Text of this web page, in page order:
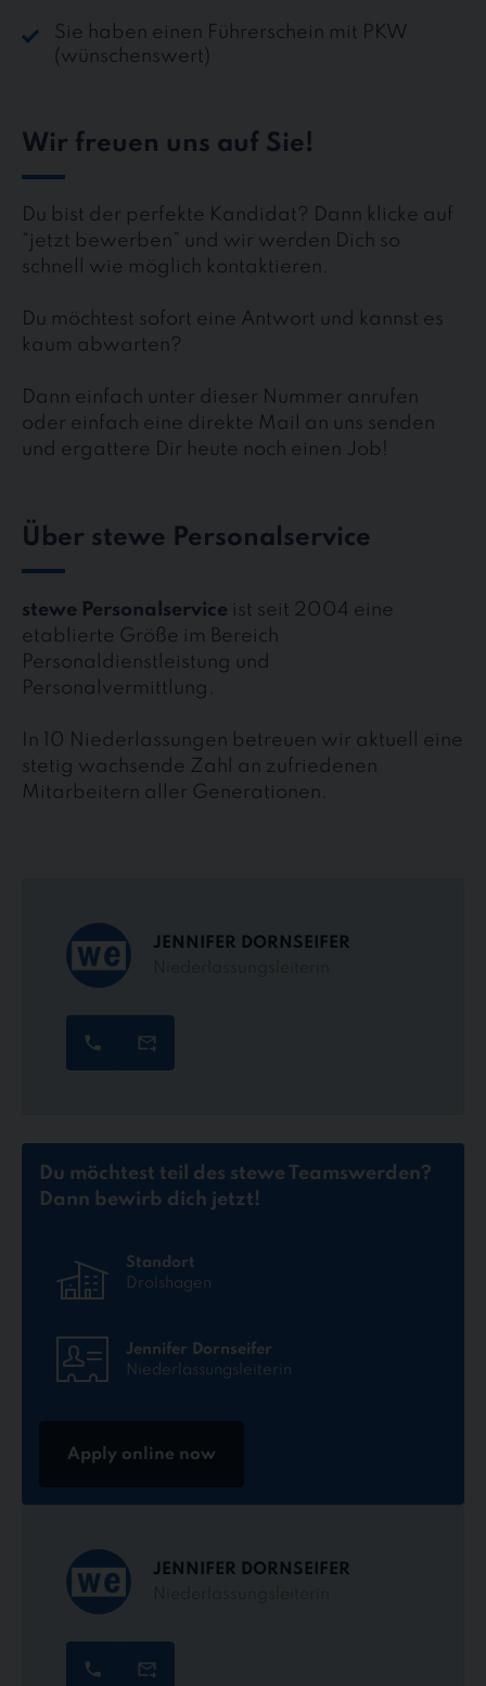
Sie haben einen Führerschein mit PKW
(wünschenswert)
Wir freuen uns auf Sie!
Du bist der perfekte Kandidat? Dann klicke auf
“jetzt bewerben” und wir werden Dich so
schnell wie möglich kontaktieren.
Du möchtest sofort eine Antwort und kannst es
kaum abwarten?
Dann einfach unter dieser Nummer anrufen
oder einfach eine direkte Mail an uns senden
und ergattere Dir heute noch einen Job!
Über stewe Personalservice
stewe Personalservice ist seit 2004 eine
etablierte Größe im Bereich
Personaldienstleistung und
Personalvermittlung.
In 10 Niederlassungen betreuen wir aktuell eine
stetig wachsende Zahl an zufriedenen
Mitarbeitern aller Generationen.
JENNIFER DORNSEIFER
Du möchtest teil des stewe Teamswerden?
Dann bewirb dich jetzt!
Standort
Drolshagen
Jennifer Dornseifer
Niederlassungsleiterin
Apply online now
JENNIFER DORNSEIFER